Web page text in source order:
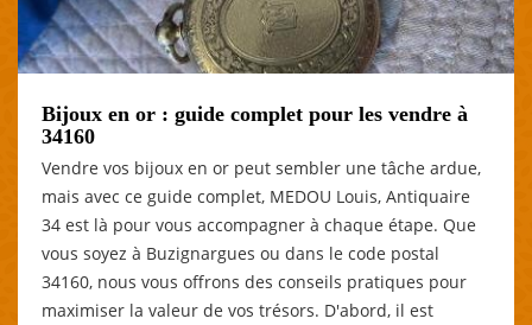
Bijoux en or : guide complet pour les vendre à
34160
Vendre vos bijoux en or peut sembler une tâche ardue,
mais avec ce guide complet, MEDOU Louis, Antiquaire
34 est là pour vous accompagner à chaque étape. Que
vous soyez à Buzignargues ou dans le code postal
34160, nous vous offrons des conseils pratiques pour
maximiser la valeur de vos trésors. D'abord, il est